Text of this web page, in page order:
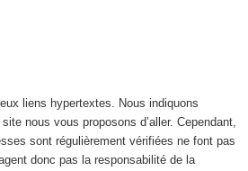
liens hypertextes. Nous indiquons
nous vous proposons d’aller. Cependant,
sont régulièrement vérifiées ne font pas
donc pas la responsabilité de la